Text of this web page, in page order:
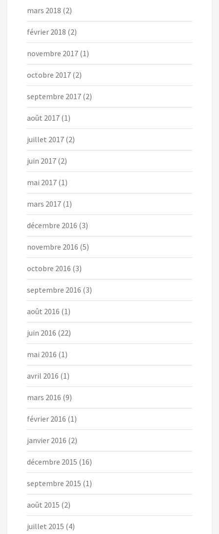
mars 2018 (2)
février 2018 (2)
novembre 2017 (1)
octobre 2017 (2)
septembre 2017 (2)
août 2017 (1)
juillet 2017 (2)
juin 2017 (2)
mai 2017 (1)
mars 2017 (1)
décembre 2016 (3)
novembre 2016 (5)
octobre 2016 (3)
septembre 2016 (3)
août 2016 (1)
juin 2016 (22)
mai 2016 (1)
avril 2016 (1)
mars 2016 (9)
février 2016 (1)
janvier 2016 (2)
décembre 2015 (16)
septembre 2015 (1)
août 2015 (2)
juillet 2015 (4)